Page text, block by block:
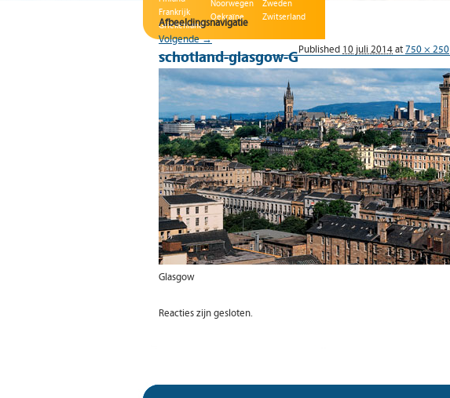
Frankrijk
Griekenland
Noorwegen
Oekraïne
Zweden
Zwitserland
Afbeeldingsnavigatie
Volgende →
schotland-glasgow-GPublished 10 juli 2014at750 × 250
Glasgow
Reacties zijn gesloten.